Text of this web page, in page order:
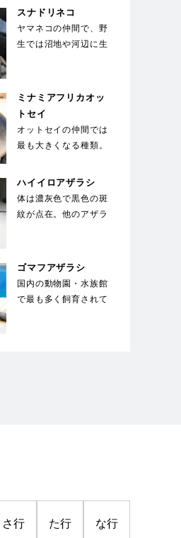
スナドリネコ
ヤマネコの仲間で、野
生では沼地や河辺に生
ミナミアフリカオッ
トセイ
オットセイの仲間では
最も大きくなる種類。
綿毛のような下毛が
密…
ハイイロアザラシ
体は濃灰色で黒色の斑
紋が点在。他のアザラ
国…
ゴマフアザラシ
国内の動物園・水族館
で最も多く飼育されて
さ行 た行 な行